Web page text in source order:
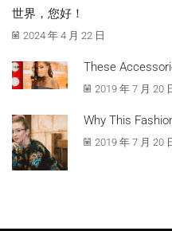
世界，您好！
2024 年 4 月 22 日
These
2019 年 7 月 20
Why This
2019 年 7 月 20